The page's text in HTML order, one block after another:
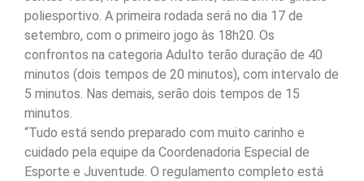
poliesportivo. A primeira rodada será no dia 17 de
setembro, com o primeiro jogo às 18h20. Os
confrontos na categoria Adulto terão duração de 40
minutos (dois tempos de 20 minutos), com intervalo de
5 minutos. Nas demais, serão dois tempos de 15
minutos.
“Tudo está sendo preparado com muito carinho e
cuidado pela equipe da Coordenadoria Especial de
Esporte e Juventude. O regulamento completo está